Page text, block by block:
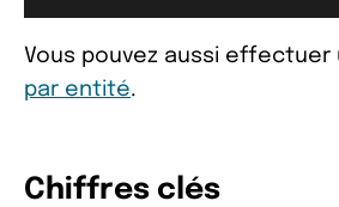
Vous pouvez aussi effectuer
par entité.
Chiffres clés